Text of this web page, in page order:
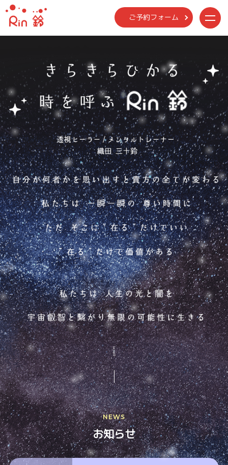
me
ご予約フォーム
NEWS
お知らせ